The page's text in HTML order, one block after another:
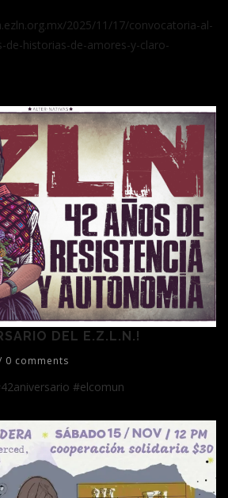
2025/11/17/convocatoria-al-
de-historias-de-amores-y-claro-
DEL E.Z.L.N.!
0 comments
#elcomun